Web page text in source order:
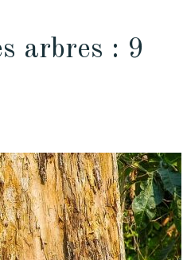
arbres : 9